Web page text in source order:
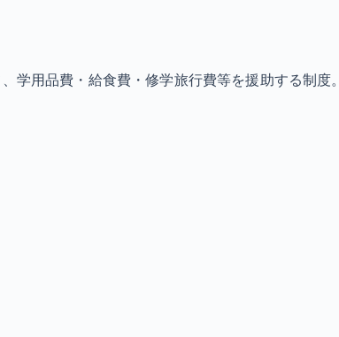
学用品費・給食費・修学旅行費等を援助する制度。